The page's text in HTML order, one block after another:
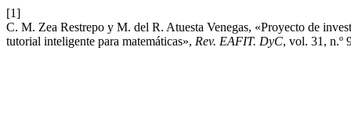
[1]
C. M. Zea Restrepo y M. del R. Atuesta Venegas, «Proyecto de
tutorial inteligente para matemáticas», Rev. EAFIT. DyC, vol. 31, n.º